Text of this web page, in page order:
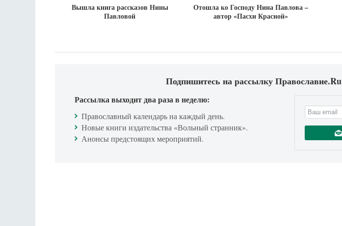
Вышла книга рассказов Нины
Павловой
Отошла ко Господу Нина Павлова –
автор «Пасхи Красной»
Подпишитесь на рассылку Православие.Ru
Рассылка выходит два раза в неделю:
Православный календарь на каждый день.
Новые книги издательства «Вольный странник».
Анонсы предстоящих мероприятий.